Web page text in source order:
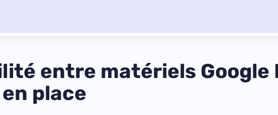
entre matériels
place